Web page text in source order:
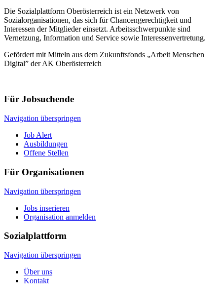
Die Sozialplattform Oberösterreich ist ein Netzwerk von
Sozialorganisationen, das sich für Chancengerechtigkeit und
Interessen der Mitglieder einsetzt. Arbeitsschwerpunkte sind
Vernetzung, Information und Service sowie Interessenvertretung.
Gefördert mit Mitteln aus dem Zukunftsfonds „Arbeit Menschen
Digital” der AK Oberösterreich
Für Jobsuchende
Navigation überspringen
Job Alert
Ausbildungen
Offene Stellen
Für Organisationen
Navigation überspringen
Jobs inserieren
Organisation anmelden
Sozialplattform
Navigation überspringen
Über uns
Kontakt